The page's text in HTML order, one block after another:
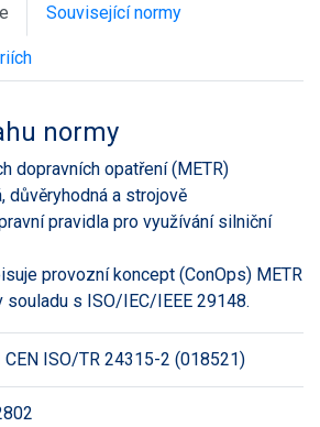
Související normy
normy
dopravních opatření (METR)
důvěryhodná a strojově
pravidla pro využívání silniční
provozní koncept (ConOps) METR
souladu s ISO/IEC/IEEE 29148.
CEN ISO/TR 24315-2 (018521)